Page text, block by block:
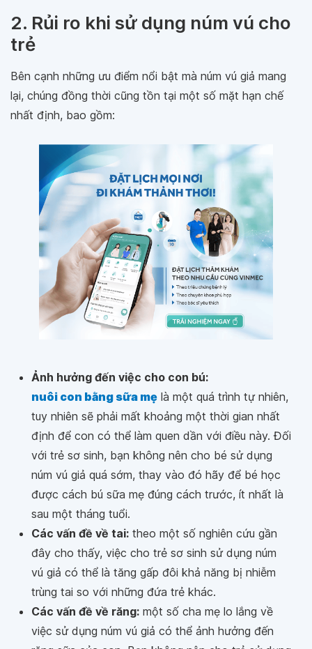
2. Rủi ro khi sử dụng núm vú cho
trẻ
Bên cạnh những ưu điểm nổi bật mà núm vú giả mang
lại, chúng đồng thời cũng tồn tại một số mặt hạn chế
nhất định, bao gồm:
Ảnh hưởng đến việc cho con bú:
nuôi con bằng sữa mẹ là một quá trình tự nhiên,
tuy nhiên sẽ phải mất khoảng một thời gian nhất
định để con có thể làm quen dần với điều này. Đối
với trẻ sơ sinh, bạn không nên cho bé sử dụng
núm vú giả quá sớm, thay vào đó hãy để bé học
được cách bú sữa mẹ đúng cách trước, ít nhất là
sau một tháng tuổi.
Các vấn đề về tai: theo một số nghiên cứu gần
đây cho thấy, việc cho trẻ sơ sinh sử dụng núm
vú giả có thể là tăng gấp đôi khả năng bị nhiễm
trùng tai so với những đứa trẻ khác.
Các vấn đề về răng: một số cha mẹ lo lắng về
việc sử dụng núm vú giả có thể ảnh hưởng đến